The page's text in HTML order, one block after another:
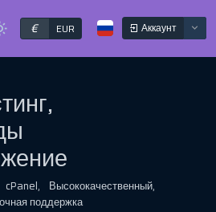
€ EUR Аккаунт
cPanel,
Высококачественный,
поддержка